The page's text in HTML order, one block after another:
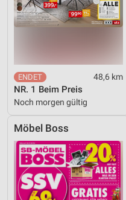
48,6 km
NR. 1 Beim Preis
Noch morgen gültig
Möbel Boss